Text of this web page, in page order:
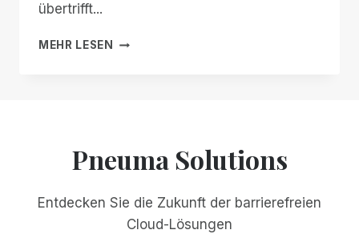
übertrifft...
MEHR LESEN
INKLUSIVES
VORHANDENE
IHNEN
MÖGLICHERWEISE
Pneuma Solutions
Entdecken Sie die Zukunft der barrierefreien
Cloud-Lösungen